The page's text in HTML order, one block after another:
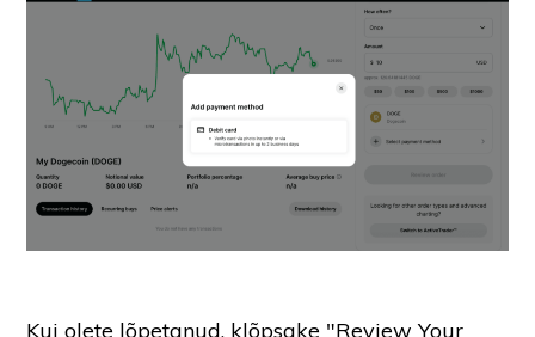
Kui olete lõpetanud, klõpsake "Review Your